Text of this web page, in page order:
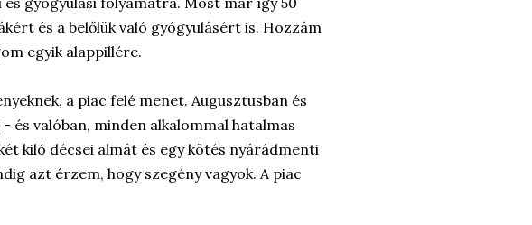
és a belőlük való gyógyulásért is. Hozzám
egyik alappillére.
a piac felé menet. Augusztusban és
és valóban, minden alkalommal hatalmas
kiló décsei almát és egy kötés nyárádmenti
azt érzem, hogy szegény vagyok. A piac